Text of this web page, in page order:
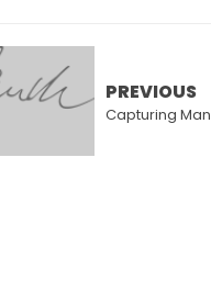
PREVIOUS
Capturing